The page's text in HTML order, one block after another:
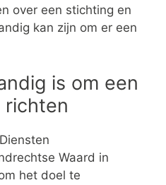
over een stichting en
kan zijn om er een
is om een
Waard in
het doel te